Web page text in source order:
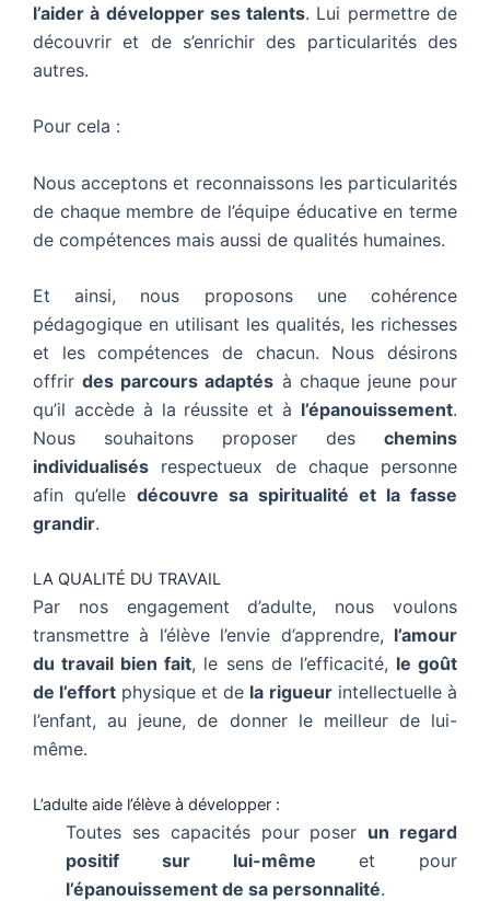
l’aider à développer ses talents. Lui permettre de
découvrir et de s’enrichir des particularités des
autres.
Pour cela :
Nous acceptons et reconnaissons les particularités
de chaque membre de l’équipe éducative en terme
de compétences mais aussi de qualités humaines.
Et ainsi, nous proposons une cohérence
pédagogique en utilisant les qualités, les richesses
et les compétences de chacun. Nous désirons
offrirdes parcours adaptés à chaque jeune pour
qu’il accède à la réussite et à l’épanouissement.
Nous souhaitons proposer des chemins
individualisés respectueux de chaque personne
afin qu’elle découvre sa spiritualité et la fasse
grandir.
LA QUALITÉ DU TRAVAIL
Par nos engagement d’adulte, nous voulons
transmettre à l’élève l’envie d’apprendre, l’amour
du travail bien fait, le sens de l’efficacité, le goût
de l’effort physique et de la rigueurintellectuelle à
l’enfant, au jeune, de donner le meilleur de lui-
même.
L’adulte aide l’élève à développer :
Toutes ses capacités pour poser un regard
positif sur lui-même et pour
l’épanouissement de sa personnalité.